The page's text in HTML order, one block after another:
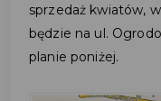
sprzedaż kwiatów,
będzie na ul.
planie poniżej.